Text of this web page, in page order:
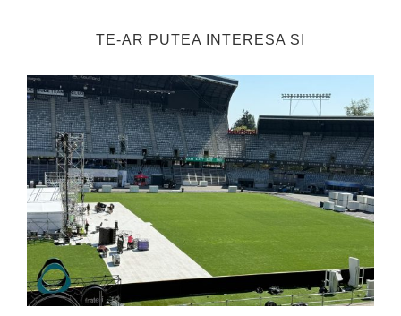
TE-AR PUTEA INTERESA SI